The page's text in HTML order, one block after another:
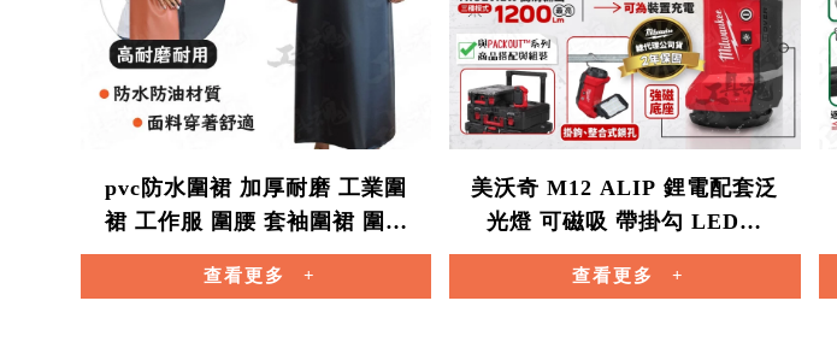
pvc防水圍裙 加厚耐磨 工業圍
裙 工作服 圍腰 套袖圍裙 圍裙
割草機圍裙
查看更多
美沃奇 M12 ALIP 鋰電配套泛
光燈 可磁吸 帶掛勾 LED燈
packout 米沃奇 ALIP
查看更多